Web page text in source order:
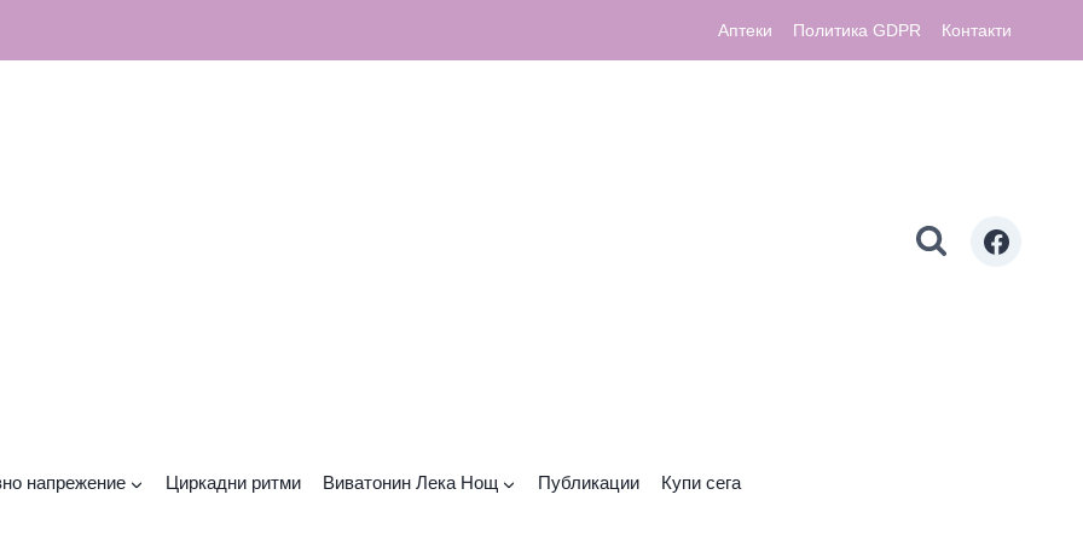
Аптеки Политика GDPR Контакти
напрежение Циркадни ритми Виватонин Лека Нощ Публикации Купи сега